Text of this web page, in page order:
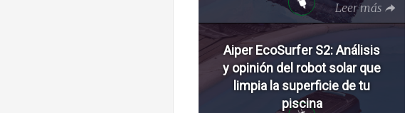
Leer más
Aiper EcoSurfer S2: Análisis
y opinión del robot solar que
limpia la superficie de tu
piscina